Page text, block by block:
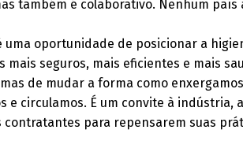
também é colaborativo. Nenhum país
uma oportunidade de posicionar a
seguros, mais eficientes e mais
de mudar a forma como
e circulamos. É um convite à indústria,
contratantes para repensarem suas